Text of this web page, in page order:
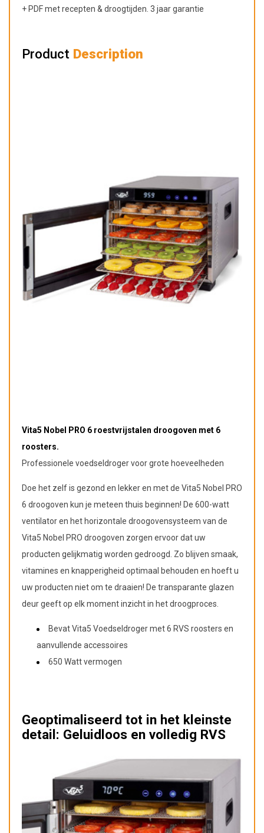
+ PDF met recepten & droogtijden. 3 jaar garantie
Product Description
Vita5 Nobel PRO 6 roestvrijstalen droogoven met 6
roosters.
Professionele voedseldroger voor grote hoeveelheden
Doe het zelf is gezond en lekker en met de Vita5 Nobel PRO
6 droogoven kun je meteen thuis beginnen! De 600-watt
ventilator en het horizontale droogovensysteem van de
Vita5 Nobel PRO droogoven zorgen ervoor dat uw
producten gelijkmatig worden gedroogd. Zo blijven smaak,
vitamines en knapperigheid optimaal behouden en hoeft u
uw producten niet om te draaien! De transparante glazen
deur geeft op elk moment inzicht in het droogproces.
Bevat Vita5 Voedseldroger met 6 RVS roosters en
aanvullende accessoires
650 Watt vermogen
Geoptimaliseerd tot in het kleinste
detail: Geluidloos en volledig RVS